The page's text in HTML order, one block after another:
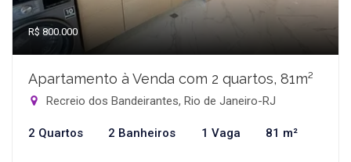
R$ 800.000
Apartamento à Venda com 2 quartos, 81m²
Recreio dos Bandeirantes, Rio de Janeiro-RJ
2 Quartos 2 Banheiros 1 Vaga 81 m²